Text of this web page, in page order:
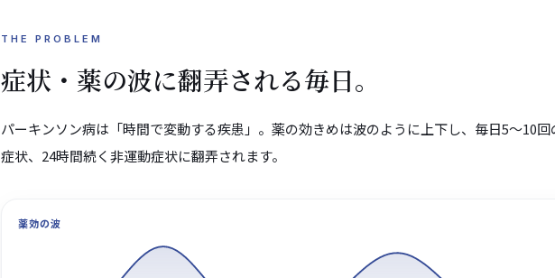
THE PROBLEM
症状・薬の波に翻弄される毎日。
パーキンソン病は「時間で変動する疾患」。薬の効きめは波のように上下し、毎日5〜10
症状、24時間続く非運動症状に翻弄されます。
薬効の波